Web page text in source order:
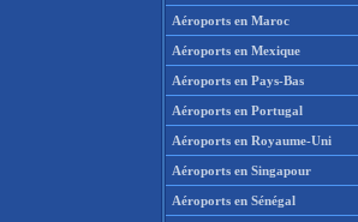
Aéroports en Maroc
Aéroports en Mexique
Aéroports en Pays-Bas
Aéroports en Portugal
Aéroports en Royaume-Uni
Aéroports en Singapour
Aéroports en Sénégal